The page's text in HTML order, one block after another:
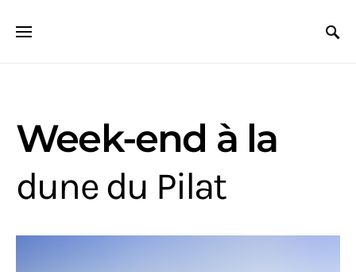
Week-end à la
dune du Pilat